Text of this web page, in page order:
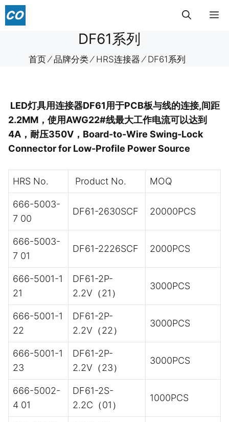
跳
至
菜
DF61系列
首页⁄品牌分类⁄ HRS连接器⁄ DF61系列
LED灯具用连接器DF61用于PCB板与线的连接,间距
2.2MM，使用AWG22#线最大工作电流可以达到
4A，耐压350V，Board-to-Wire Swing-Lock
Connector for Low-Profile Power Source
HRS No. Product No. MOQ
666-5003-
7 00
DF61-2630SCF 20000PCS
666-5003-
7 01
DF61-2226SCF 2000PCS
666-5001-1
21
DF61-2P-
2.2V（21）
3000PCS
666-5001-1
22
DF61-2P-
2.2V（22）
3000PCS
666-5001-1
23
DF61-2P-
2.2V（23）
3000PCS
666-5002-
4 01
DF61-2S-
2.2C（01）
1000PCS